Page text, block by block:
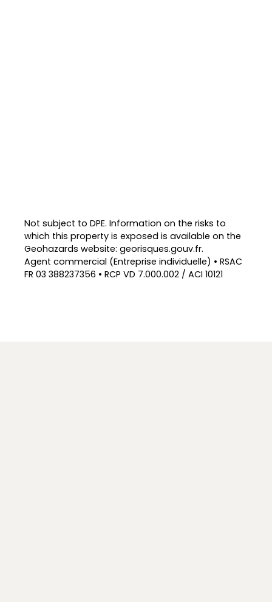
Not subject to DPE. Information on the risks to
which this property is exposed is available on the
Geohazards website: georisques.gouv.fr.
Agent commercial (Entreprise individuelle) • RSAC
FR 03 388237356 • RCP VD 7.000.002 / ACI 10121